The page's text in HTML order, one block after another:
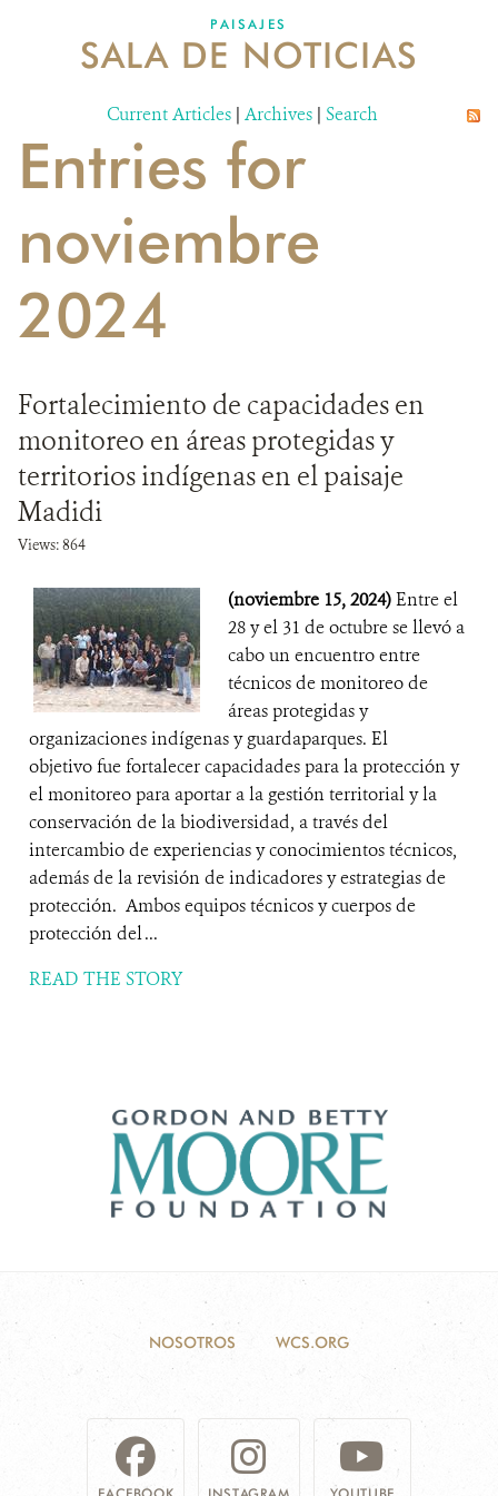
NOSOTROS
DONA
PAISAJES
SALA DE NOTICIAS
Current Articles | Archives | Search
Entries for
noviembre
2024
Fortalecimiento de capacidades en
monitoreo en áreas protegidas y
territorios indígenas en el paisaje
Madidi
Views: 864
(noviembre 15, 2024)Entre el
28 y el 31 de octubre se llevó a
cabo un encuentro entre
técnicos de monitoreo de
áreas protegidas y
organizaciones indígenas y guardaparques. El
objetivo fue fortalecer capacidades para la protección y
el monitoreo para aportar a la gestión territorial y la
conservación de la biodiversidad, a través del
intercambio de experiencias y conocimientos técnicos,
además de la revisión de indicadores y estrategias de
protección. Ambos equipos técnicos y cuerpos de
protección del ...
READ THE STORY
NOSOTROS WCS.ORG